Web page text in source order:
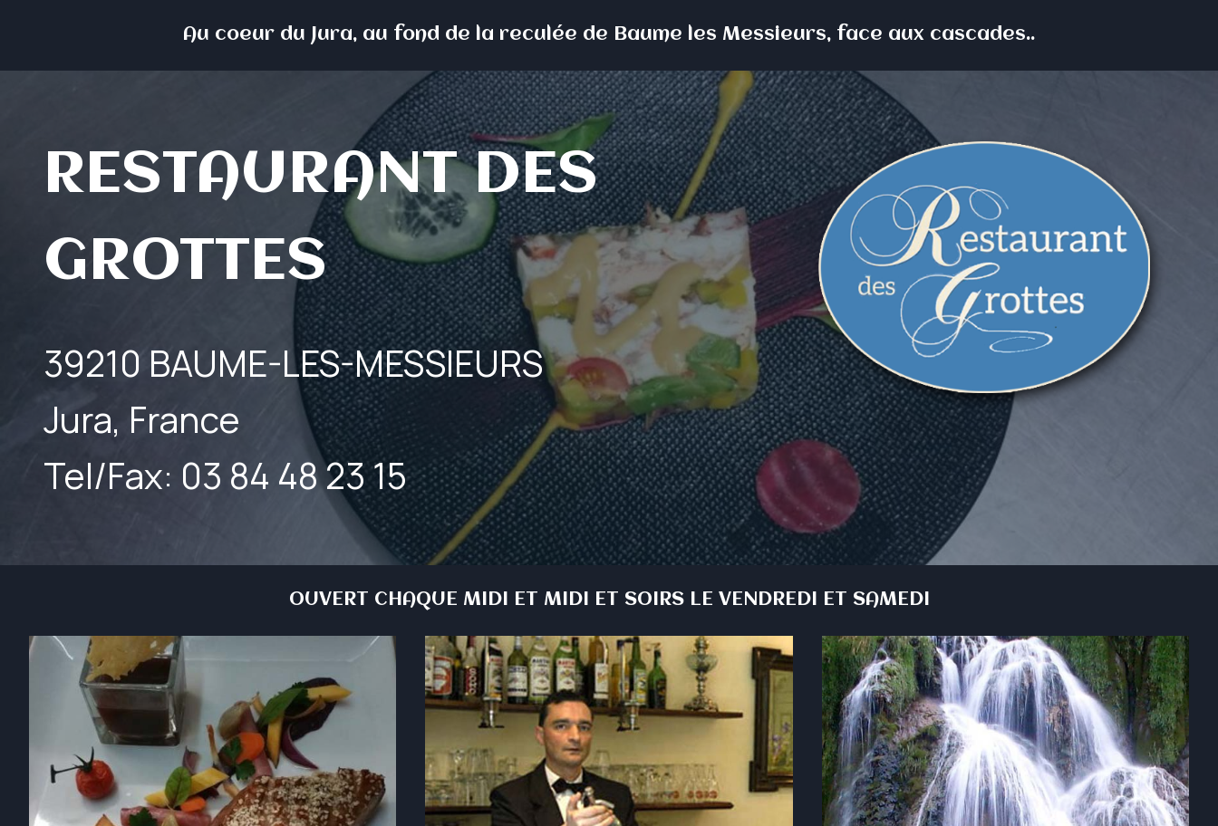
content
Au coeur du Jura, au fond de la reculée de Baume les Messieurs, face aux cascades..
RESTAURANT DES
GROTTES
39210 BAUME-LES-MESSIEURS
Jura, France
Tel/Fax: 03 84 48 23 15
OUVERT CHAQUE MIDI ET MIDI ET SOIRS LE VENDREDI ET SAMEDI